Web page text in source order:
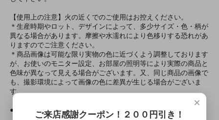
【使用上の注意】火の近くでのご使用はお控えください。
＊生産時期やロット、デザインによって、多少サイズ・色・柄が
異なる場合があります。摩擦や水濡れにより色移りする恐れがあ
りますのでご注意ください。
＊商品画像は可能な限り実物の色に近づくよう調整しております
が、お使いのモニター設定、お部屋の照明等により実際の商品と
色味が異なって見える場合がございます。又、同じ商品の画像で
も、撮影環境によって画像の色に差異が生じる場合がございま
す。
●モデル身長● 162cm
×
ご来店感謝クーポン！２００円引き！